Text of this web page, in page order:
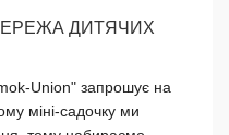
ДИТЯЧИХ
Union" запрошує на
міні-садочку ми